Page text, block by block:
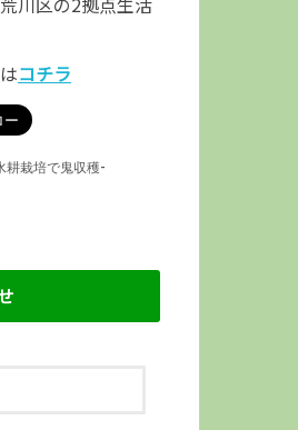
川区の2拠点生活
コチラ